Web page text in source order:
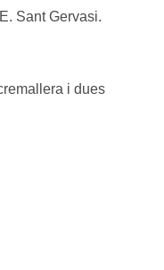
Sant Gervasi.
i dues